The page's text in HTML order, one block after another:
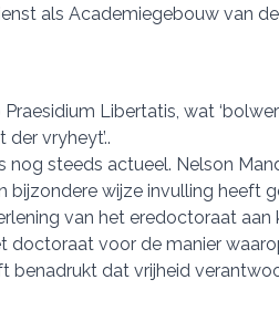
als Academiegebouw van
Libertatis, wat
vryheyt’..
nog steeds actueel. Nelson
bijzondere wijze invulling heeft
van het eredoctoraat
doctoraat voor de manier
benadrukt dat vrijheid